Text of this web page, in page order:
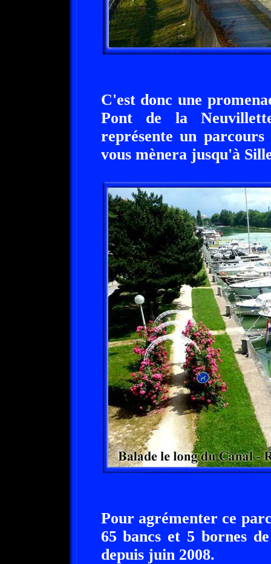
C'est donc une
Pont de la
représente un
vous mènera jusqu'à
Pour agrémenter ce
65 bancs et 5 bornes
depuis juin 2008.